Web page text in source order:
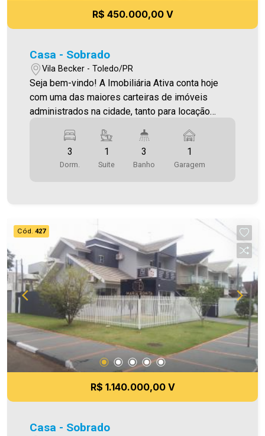
R$ 450.000,00 V
Casa - Sobrado
Vila Becker - Toledo/PR
Seja bem-vindo! A Imobiliária Ativa conta hoje
com uma das maiores carteiras de imóveis
administrados na cidade, tanto para locação
opções! Confira mais uma opção de Sobrado
Localizado na Vila Becker O imóvel conta com: -
2 quartos, - 1 suíte, - sala, - cozinha, - 3WC
É AGORA! Imobiliária Ativa, sinta-se em casa!
3
Dorm.
1
Suite
3
Banho
1
Garagem
Cód. 427
R$ 1.140.000,00 V
Casa - Sobrado